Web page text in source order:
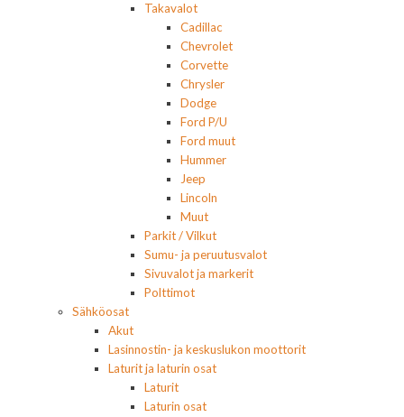
Takavalot
Cadillac
Chevrolet
Corvette
Chrysler
Dodge
Ford P/U
Ford muut
Hummer
Jeep
Lincoln
Muut
Parkit / Vilkut
Sumu- ja peruutusvalot
Sivuvalot ja markerit
Polttimot
Sähköosat
Akut
Lasinnostin- ja keskuslukon moottorit
Laturit ja laturin osat
Laturit
Laturin osat